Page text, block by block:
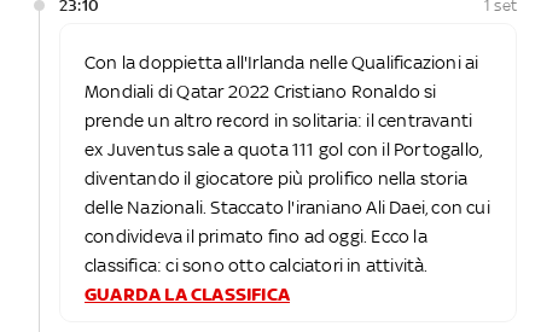
23:10 1 set
Con la doppietta all'Irlanda nelle Qualificazioni ai
Mondiali di Qatar 2022 Cristiano Ronaldo si
prende un altro record in solitaria: il centravanti
ex Juventus sale a quota 111 gol con il Portogallo,
diventando il giocatore più prolifico nella storia
delle Nazionali. Staccato l'iraniano Ali Daei, con cui
condivideva il primato fino ad oggi. Ecco la
classifica: ci sono otto calciatori in attività.
GUARDA LA CLASSIFICA